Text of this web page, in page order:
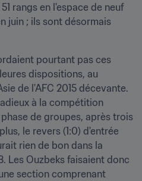
rangs en l'espace de neuf
juin ; ils sont désormais
pourtant pas ces
dispositions, au
de l'AFC 2015 décevante.
à la compétition
de groupes, après trois
le revers (1:0) d'entrée
rien de bon dans la
Les Ouzbeks faisaient donc
section comprenant